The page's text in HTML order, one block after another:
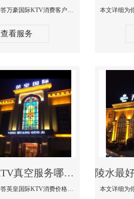
本文详细为你解答万豪国际KTV消费客户点评，更多关于摸摸唱KTV夜场哪家好玩开放咨询1312 0333301微信同步！
查看服务
陵水荤的KTV真空服务哪家好-英皇国际KTV消费价格口碑点评
本文详细为你解答英皇国际KTV消费价格点评，更多关于荤的KTV真空服务哪家好免费咨询1312 0333301微信同步！